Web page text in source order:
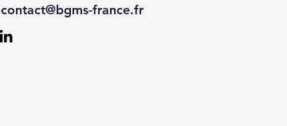
contact@bgms-france.fr